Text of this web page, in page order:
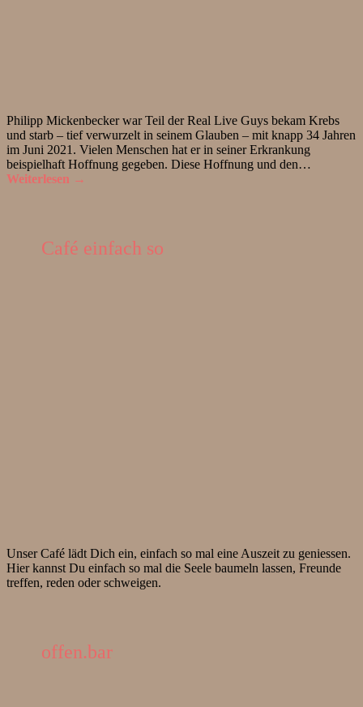
Philipp Mickenbecker war Teil der Real Live Guys bekam Krebs
und starb – tief verwurzelt in seinem Glauben – mit knapp 34 Jahren
im Juni 2021. Vielen Menschen hat er in seiner Erkrankung
beispielhaft Hoffnung gegeben. Diese Hoffnung und den…
Weiterlesen →
Café einfach so
Unser Café lädt Dich ein, einfach so mal eine Auszeit zu geniessen.
Hier kannst Du einfach so mal die Seele baumeln lassen, Freunde
treffen, reden oder schweigen.
offen.bar